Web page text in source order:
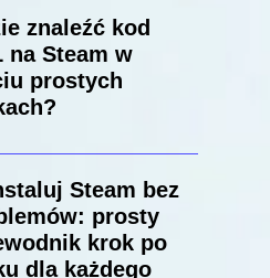
znaleźć kod
na Steam w
prostych
Steam bez
prosty
krok po
dla każdego